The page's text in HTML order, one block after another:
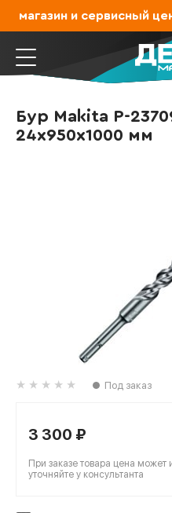
магазин и сервисный
Бур Makita P-
24х950х1000 мм
Под заказ
3 300 ₽
При заказе товара цена может
уточняйте у консультанта